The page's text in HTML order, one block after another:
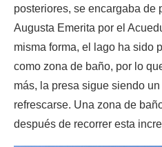
posteriores, se encargaba de
Augusta Emerita por el
misma forma, el lago ha sido
como zona de baño, por lo
más, la presa sigue siendo
refrescarse. Una zona de
después de recorrer esta